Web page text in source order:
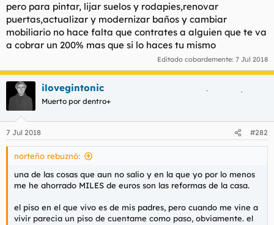
pero para pintar, lijar suelos y rodapies,renovar
puertas,actualizar y modernizar baños y cambiar
mobiliario no hace falta que contrates a alguien que te va
a cobrar un 200% mas que si lo haces tu mismo
Editado cobardemente: 7 Jul 2018
ilovegintonic
Muerto por dentro+
7 Jul 2018 #282
norteño rebuznó:
una de las cosas que aun no salio y en la que yo por lo menos
me he ahorrado MILES de euros son las reformas de la casa.
el piso en el que vivo es de mis padres, pero cuando me vine a
vivir parecia un piso de cuentame como paso, obviamente. el